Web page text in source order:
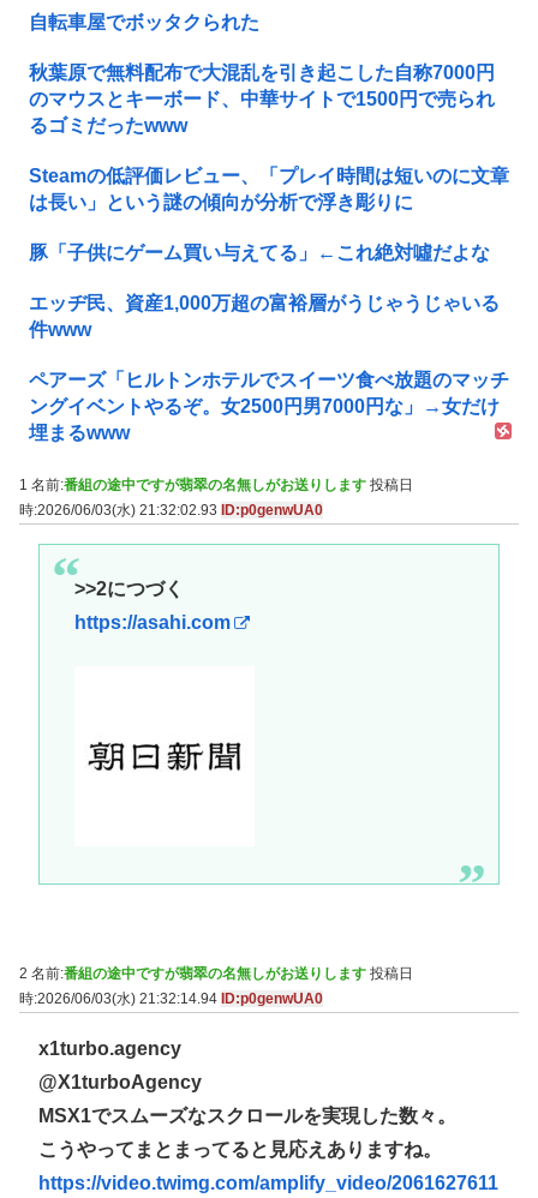
自転車屋でボッタクられた
秋葉原で無料配布で大混乱を引き起こした自称7000円
のマウスとキーボード、中華サイトで1500円で売られ
るゴミだったwww
Steamの低評価レビュー、「プレイ時間は短いのに文章
は長い」という謎の傾向が分析で浮き彫りに
豚「子供にゲーム買い与えてる」←これ絶対噓だよな
エッヂ民、資産1,000万超の富裕層がうじゃうじゃいる
件www
ペアーズ「ヒルトンホテルでスイーツ食べ放題のマッチ
ングイベントやるぞ。女2500円男7000円な」→女だけ
埋まるwww
1 名前:番組の途中ですが翡翠の名無しがお送りします 投稿日
時:2026/06/03(水) 21:32:02.93
ID:p0genwUA0
>>2につづく
https://asahi.com
2 名前:番組の途中ですが翡翠の名無しがお送りします 投稿日
時:2026/06/03(水) 21:32:14.94 ID:p0genwUA0
x1turbo.agency
@X1turboAgency
MSX1でスムーズなスクロールを実現した数々。
こうやってまとまってると見応えありますね。
https://video.twimg.com/amplify_video/2061627611